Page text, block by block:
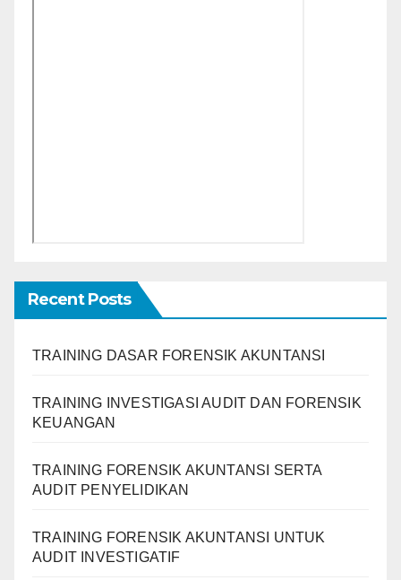
Recent Posts
TRAINING DASAR FORENSIK AKUNTANSI
TRAINING INVESTIGASI AUDIT DAN FORENSIK
KEUANGAN
TRAINING FORENSIK AKUNTANSI SERTA
AUDIT PENYELIDIKAN
TRAINING FORENSIK AKUNTANSI UNTUK
AUDIT INVESTIGATIF